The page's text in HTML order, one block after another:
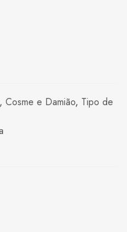
, Cosme e Damião, Tipo de